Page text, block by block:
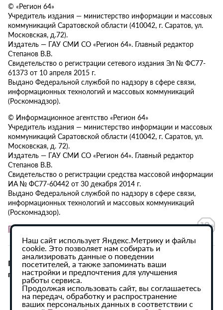
© «Регион 64»
Учредитель издания — министерство информации и массовых
коммуникаций Саратовской области (410042, г. Саратов, ул.
Московская, д.72).
Издатель — ГАУ СМИ СО «Регион 64». Главный редактор
Степанов В.В.
Свидетельство о регистрации сетевого издания Эл № ФС77-
61373 от 10 апреля 2015 г.
Выдано Федеральной службой по надзору в сфере связи,
информационных технологий и массовых коммуникаций
(Роскомнадзор).
© Информационное агентство «Регион 64»
Учредитель издания — министерство информации и массовых
коммуникаций Саратовской области (410042, г. Саратов, ул.
Московская, д. 72).
Издатель — ГАУ СМИ СО «Регион 64». Главный редактор
Степанов В.В.
Свидетельство о регистрации средства массовой информации
ИА № ФС77-60442 от 30 декабря 2014 г.
Выдано Федеральной службой по надзору в сфере связи,
информационных технологий и массовых коммуникаций
(Роскомнадзор).
Политика в отношении обработки персональных данных
При использовании материалов сайта активная
гиперссылка на ИА «Регион 64» обязательна.
Наш сайт использует Яндекс.Метрику и файлы
cookie. Это позволяет нам собирать и
анализировать данные о поведении
посетителей, а также запоминать ваши
настройки и предпочтения для улучшения
работы сервиса.
Продолжая использовать сайт, вы соглашаетесь
на передач, обработку и распространение
ваших персональных данных в соответствии с